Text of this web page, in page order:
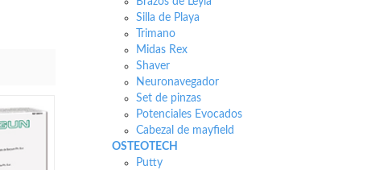
Silla de Playa
Trimano
Midas Rex
Shaver
Neuronavegador
Set de pinzas
Potenciales Evocados
Cabezal de mayfield
OSTEOTECH
Putty